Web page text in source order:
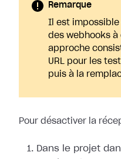
Remarque
Il est impossible
des webhooks à
approche
URL pour les
puis à la
Pour désactiver la
Dans le projet